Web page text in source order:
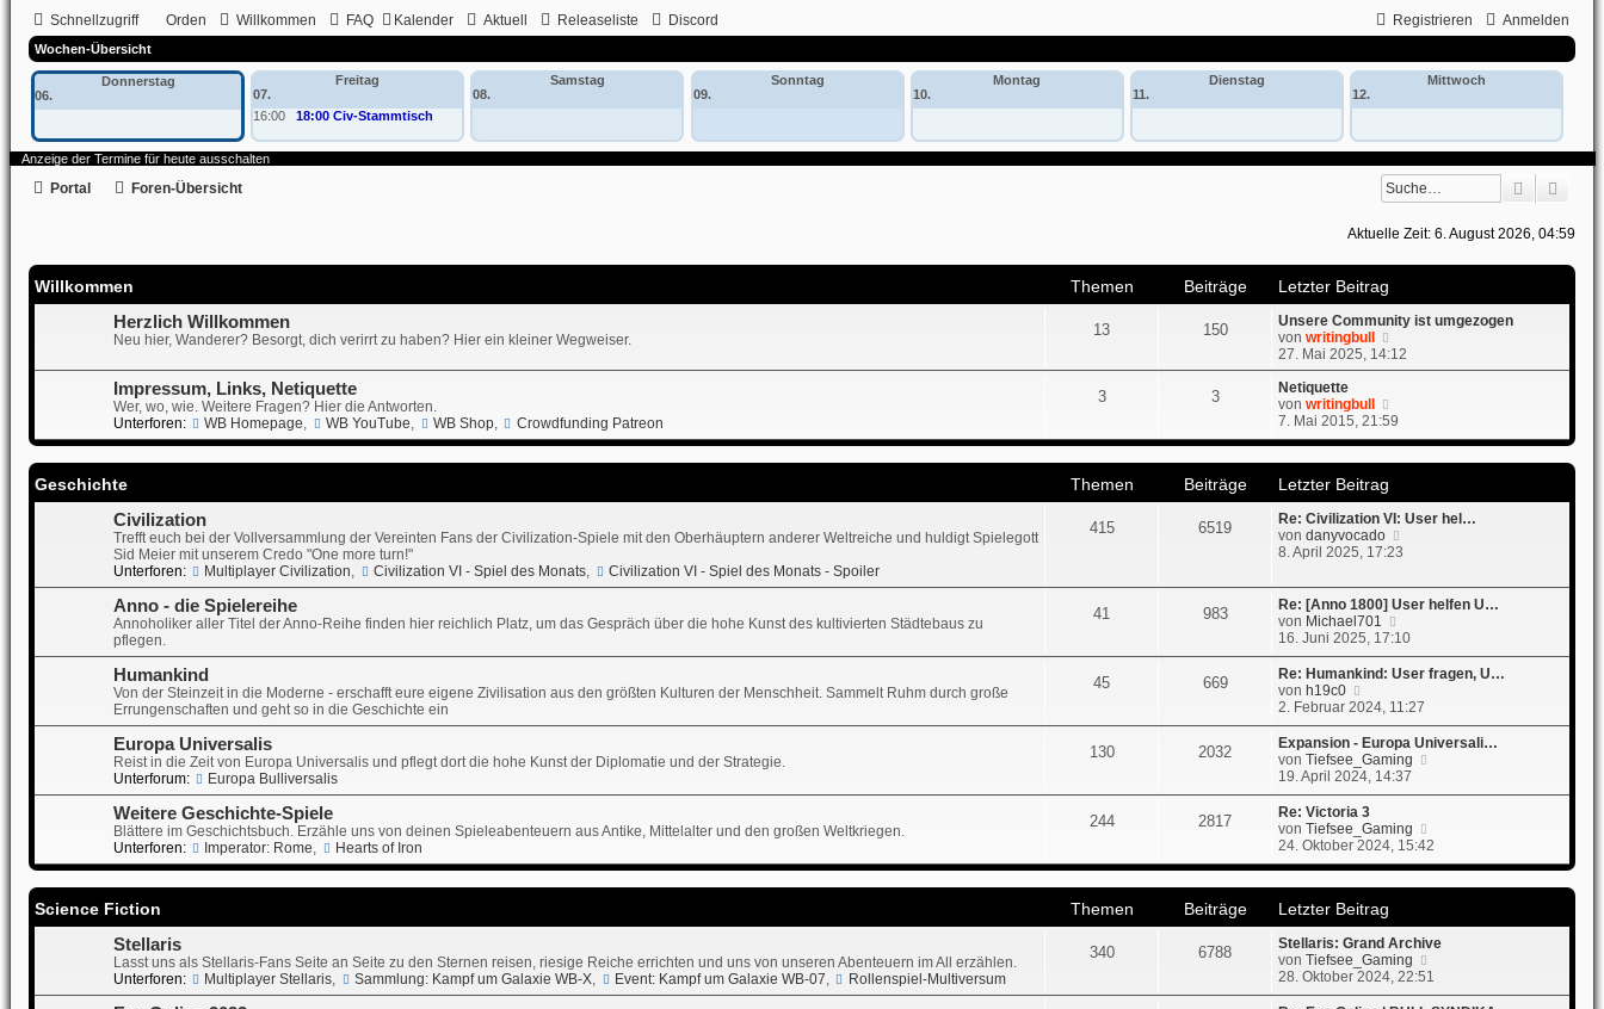
Schnellzugriff Orden Willkommen FAQ Kalender Aktuell Releaseliste Discord Anmelden
Registrieren
Wochen-Übersicht
Donnerstag
06.
Freitag
07.
16:00
18:00 Civ-Stammtisch
Samstag
08.
Sonntag
09.
Montag
10.
Dienstag
11.
Mittwoch
12.
Anzeige der Termine für heute ausschalten
Suche
Portal Foren-Übersicht
Aktuelle Zeit: 6. August 2026, 04:59
Willkommen Themen Beiträge
Letzter Beitrag
Herzlich Willkommen
Neu hier, Wanderer? Besorgt, dich verirrt zu haben? Hier ein kleiner Wegweiser.
13 150
Unsere Community ist umgezogen
vonwritingbull
e
u
t
e
i
t
r
a
27. Mai 2025, 14:12
Impressum, Links, Netiquette
Wer, wo, wie. Weitere Fragen? Hier die Antworten.
Unterforen:
WB Homepage, WB YouTube, WB Shop, Crowdfunding Patreon
3 3
Netiquette
vonwritingbull
e
u
e
r
B
e
t
r
a
g
7. Mai 2015, 21:59
Geschichte Themen Beiträge
Letzter Beitrag
Civilization
Trefft euch bei der Vollversammlung der Vereinten Fans der Civilization-Spiele mit den Oberhäuptern anderer Weltreiche und huldigt Spielegott
Sid Meier mit unserem Credo "One more turn!"
Unterforen:
Multiplayer Civilization, Civilization VI - Spiel des Monats, Civilization VI - Spiel des Monats - Spoiler
415 6519
Re: Civilization VI: User hel…
vondanyvocado
e
s
e
B
i
a
g
8. April 2025, 17:23
Anno - die Spielereihe
Annoholiker aller Titel der Anno-Reihe finden hier reichlich Platz, um das Gespräch über die hohe Kunst des kultivierten Städtebaus zu
pflegen.
41 983
Re: [Anno 1800] User helfen U…
von Michael701
e
u
e
t
r
B
e
a
g
16. Juni 2025, 17:10
Humankind
Von der Steinzeit in die Moderne - erschafft eure eigene Zivilisation aus den größten Kulturen der Menschheit. Sammelt Ruhm durch große
Errungenschaften und geht so in die Geschichte ein
45 669
Re: Humankind: User fragen, U…
von h19c0
e
u
e
s
t
r
B
e
t
r
a
g
2. Februar 2024, 11:27
Europa Universalis
Reist in die Zeit von Europa Universalis und pflegt dort die hohe Kunst der Diplomatie und der Strategie.
Unterforum:
Europa Bulliversalis
130 2032
Expansion - Europa Universali…
vonTiefsee_Gaming
u
t
r
B
i
t
g
19. April 2024, 14:37
Weitere Geschichte-Spiele
Blättere im Geschichtsbuch. Erzähle uns von deinen Spieleabenteuern aus Antike, Mittelalter und den großen Weltkriegen.
Unterforen:
Imperator: Rome, Hearts of Iron
244 2817
Re: Victoria 3
vonTiefsee_Gaming
e
u
e
r
e
i
24. Oktober 2024, 15:42
Science Fiction Themen Beiträge
Letzter Beitrag
Stellaris
Lasst uns als Stellaris-Fans Seite an Seite zu den Sternen reisen, riesige Reiche errichten und uns von unseren Abenteuern im All erzählen.
Unterforen:
Multiplayer Stellaris, Sammlung: Kampf um Galaxie WB-X, Event: Kampf um Galaxie WB-07, Rollenspiel-Multiversum
340 6788
Stellaris: Grand Archive
vonTiefsee_Gaming
u
28. Oktober 2024, 22:51